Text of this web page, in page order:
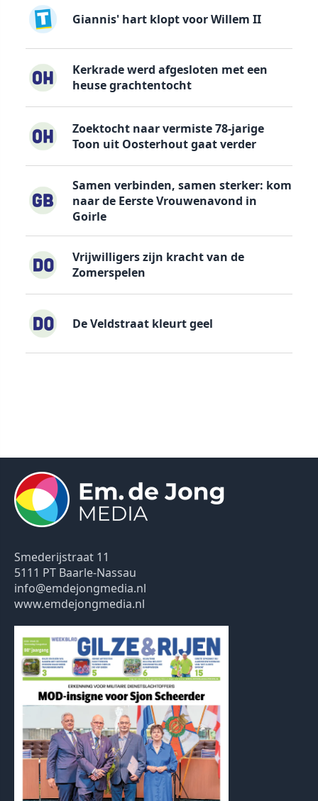
Giannis' hart klopt voor Willem II
Kerkrade werd afgesloten met een
heuse grachtentocht
Zoektocht naar vermiste 78-jarige
Toon uit Oosterhout gaat verder
Samen verbinden, samen sterker: kom
naar de Eerste Vrouwenavond in
Goirle
Vrijwilligers zijn kracht van de
Zomerspelen
De Veldstraat kleurt geel
Smederijstraat 11
5111 PT Baarle-Nassau
info@emdejongmedia.nl
www.emdejongmedia.nl